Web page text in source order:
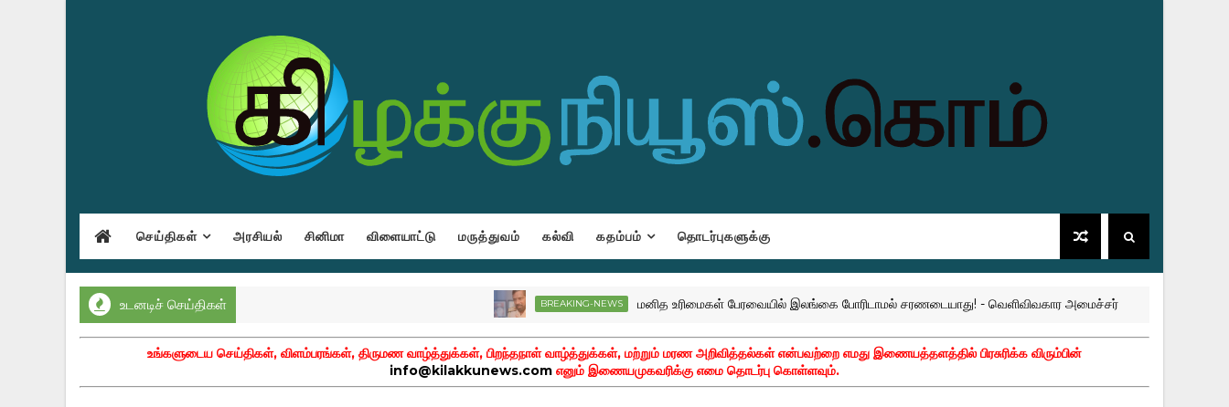
செய்திகள் அரசியல் சினிமா விளையாட்டு மருத்துவம் கல்வி கதம்பம் தொடர்புகளுக்கு
உடனடிச் செய்திகள் BREAKING-NEWS மனித உரிமைகள் பேரவையில் இலங்கை போரிடாமல் சரணடையாது! - வெளிவிவகார அமைச்சர்
உங்களுடைய செய்திகள், விளம்பரங்கள், திருமண வாழ்த்துக்கள், பிறந்தநாள் வாழ்த்துக்கள், மற்றும் மரண அறிவித்தல்கள் என்பவற்றை எமது இணையத்தளத்தில் பிரசுரிக்க விரும்பின்
info@kilakkunews.com எனும் இணையமுகவரிக்கு எமை தொடர்பு கொள்ளவும்.